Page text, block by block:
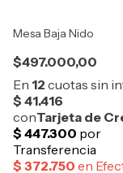
Mesa Baja Nido
$497.000,00